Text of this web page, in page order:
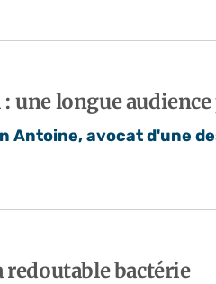
une longue
Antoine, avocat d'une
redoutable bactérie